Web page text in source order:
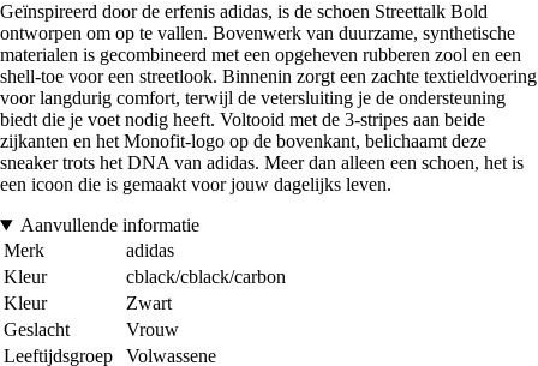
Geïnspireerd door de erfenis adidas, is de schoen Streettalk Bold
ontworpen om op te vallen. Bovenwerk van duurzame, synthetische
materialen is gecombineerd met een opgeheven rubberen zool en een
shell-toe voor een streetlook. Binnenin zorgt een zachte textieldvoering
voor langdurig comfort, terwijl de vetersluiting je de ondersteuning
biedt die je voet nodig heeft. Voltooid met de 3-stripes aan beide
zijkanten en het Monofit-logo op de bovenkant, belichaamt deze
sneaker trots het DNA van adidas. Meer dan alleen een schoen, het is
een icoon die is gemaakt voor jouw dagelijks leven.
Aanvullende informatie
Merk
adidas
Kleur
cblack/cblack/carbon
Kleur
Zwart
Geslacht
Vrouw
Leeftijdsgroep
Volwassene